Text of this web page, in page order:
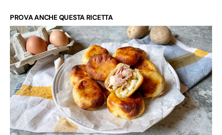
PROVA ANCHE QUESTA RICETTA